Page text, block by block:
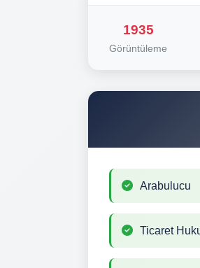
1935
Görüntüleme
Arabulucu
Ticaret